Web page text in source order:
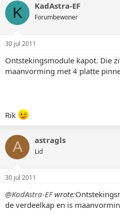
K KadAstra-EF
Forumbewoner
30 jul 2011
Ontstekingsmodule kapot. Die
maanvorming met 4 platte
Rik
A astragls
Lid
30 jul 2011
@KadAstra-EFwrote:
de verdeelkap en is